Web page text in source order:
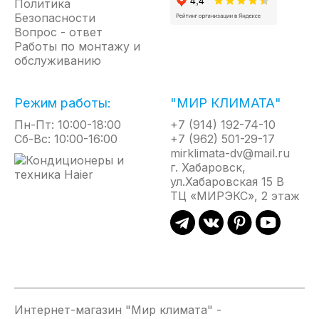
Политика
Безопасности
Вопрос - ответ
Работы по монтажу и
обслуживанию
Режим работы:
Пн-Пт: 10:00-18:00
Сб-Вс: 10:00-16:00
"МИР КЛИМАТА"
+7 (914) 192-74-10
+7 (962) 501-29-17
mirklimata-dv@mail.ru
г. Хабаровск,
ул.Хабаровская 15 В
ТЦ «МИРЭКС», 2 этаж
Интернет-магазин "Мир климата" -